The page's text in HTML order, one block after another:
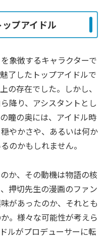
プアイドル
象徴するキャラクターで
了したトップアイドルで
の存在でした。しかし、
降り、アシスタントとし
瞳の奥には、アイドル時
やかさや、あるいは何か
のかもしれません。
か、その動機は物語の核
押切先生の漫画のファン
があったのか、それとも
。様々な可能性が考えら
ルがプロデューサーに転